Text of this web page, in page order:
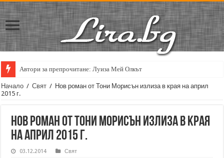
Автори за препрочитане: Луиза Мей Олкът
Начало / Свят / Нов роман от Тони Морисън излиза в края на април
2015 г.
Нов роман от Тони Морисън излиза в края
на април 2015 г.
03.12.2014 Свят